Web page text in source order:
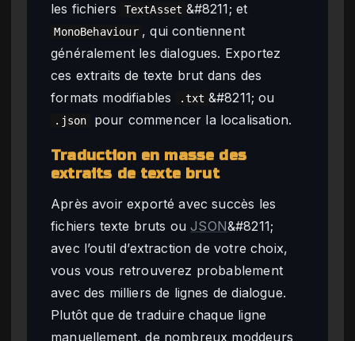
les fichiers TextAsset &#8211; et
MonoBehaviour , qui contiennent
généralement les dialogues. Exportez
ces extraits de texte brut dans des
formats modifiables
.txt &#8211; ou
.json pour commencer la localisation.
Traduction en masse des
extraits de texte brut
Après avoir exporté avec succès les
fichiers texte bruts ouJSON&#8211;
avec l’outil d’extraction de votre choix,
vous vous retrouverez probablement
avec des milliers de lignes de dialogue.
Plutôt que de traduire chaque ligne
manuellement, de nombreux moddeurs